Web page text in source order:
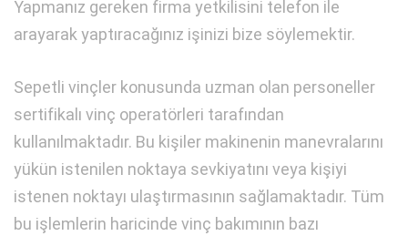
Yapmanız gereken firma yetkilisini telefon ile
arayarak yaptıracağınız işinizi bize söylemektir.
Sepetli vinçler konusunda uzman olan personeller
sertifikalı vinç operatörleri tarafından
kullanılmaktadır. Bu kişiler makinenin manevralarını
yükün istenilen noktaya sevkiyatını veya kişiyi
istenen noktayı ulaştırmasının sağlamaktadır. Tüm
bu işlemlerin haricinde vinç bakımının bazı